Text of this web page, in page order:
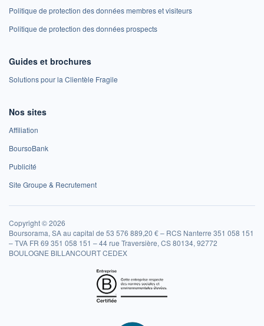
Politique de protection des données membres et visiteurs
Politique de protection des données prospects
Guides et brochures
Solutions pour la Clientèle Fragile
Nos sites
Affiliation
BoursoBank
Publicité
Site Groupe & Recrutement
Copyright © 2026
Boursorama, SA au capital de 53 576 889,20 € – RCS Nanterre 351 058 151
– TVA FR 69 351 058 151 – 44 rue Traversière, CS 80134, 92772
BOULOGNE BILLANCOURT CEDEX